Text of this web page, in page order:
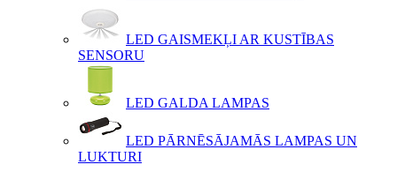
LED GAISMEKĻI AR KUSTĪBAS
SENSORU
LED GALDA LAMPAS
LED PĀRNĒSĀJAMĀS LAMPAS UN
LUKTURI